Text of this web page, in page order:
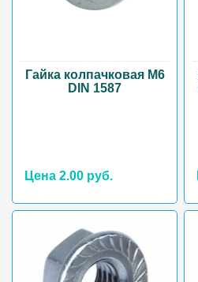
Гайка колпачковая М6
DIN 1587
Цена 2.00 руб.